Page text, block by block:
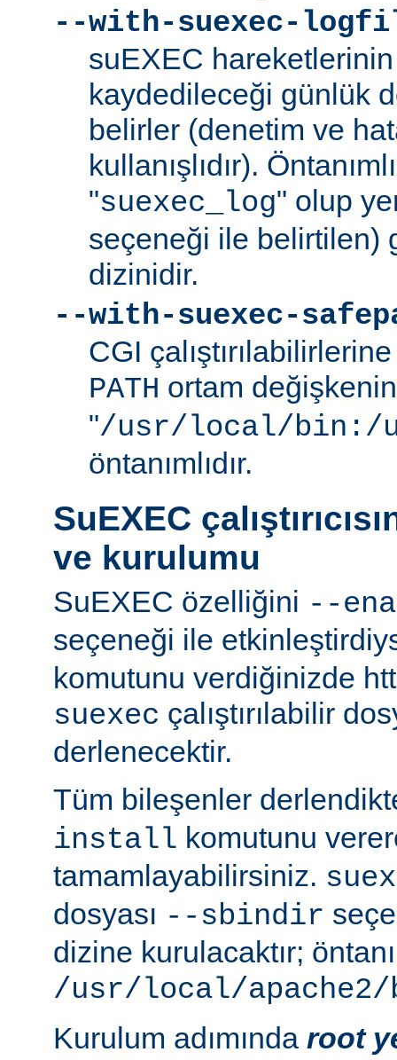
--with-suexec-
suEXEC hareketlerinin
kaydedileceği günlük
belirler (denetim ve
kullanışlıdır).
"suexec_log" olup
seçeneği ile belirtilen)
dizinidir.
--with-suexec-
CGI
PATH ortam
"/usr/local/bin:/
öntanımlıdır.
SuEXEC
ve kurulumu
SuEXEC özelliğini --
seçeneği ile
komutunu verdiğinizde
suexec çalıştırılabilir
derlenecektir.
Tüm bileşenler
install komutunu
tamamlayabilirsiniz.
dosyası --sbindir
dizine kurulacaktır;
/usr/local/
Kurulum adımında root